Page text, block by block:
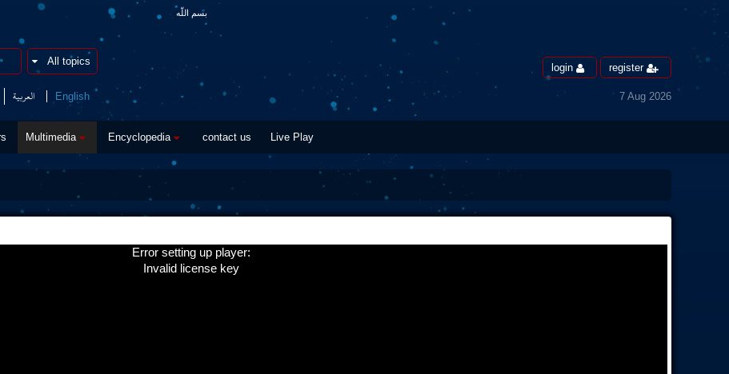
بسم اللّه
العربیة English
login register
7 Aug 2026
Multimedia Encyclopedia contact us Live Play
Error setting up player:
Invalid license key